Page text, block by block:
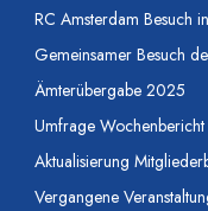
RC Amsterdam Besuch
Gemeinsamer Besuch
Ämterübergabe 2025
Umfrage Wochenbericht
Aktualisierung
Vergangene